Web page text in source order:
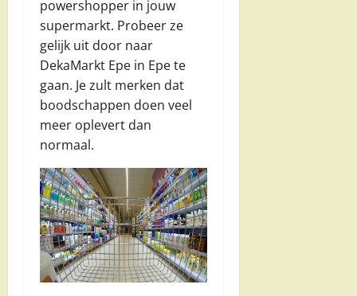
powershopper in jouw
supermarkt. Probeer ze
gelijk uit door naar
DekaMarkt Epe in Epe te
gaan. Je zult merken dat
boodschappen doen veel
meer oplevert dan
normaal.